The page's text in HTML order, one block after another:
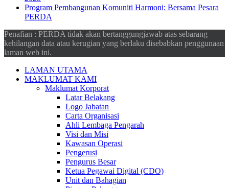
Program Pembangunan Komuniti Harmoni: Bersama Pesara
PERDA
Penafian : PERDA tidak akan bertanggungjawab atas sebarang
kehilangan data atau kerugian yang berlaku disebabkan penggunaan
laman web ini.
LAMAN UTAMA
MAKLUMAT KAMI
Maklumat Korporat
Latar Belakang
Logo Jabatan
Carta Organisasi
Ahli Lembaga Pengarah
Visi dan Misi
Kawasan Operasi
Pengerusi
Pengurus Besar
Ketua Pegawai Digital (CDO)
Unit dan Bahagian